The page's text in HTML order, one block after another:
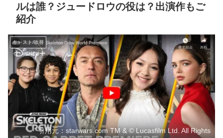
ルは誰？ジュードロウの役は？出演作もご
紹介
キャスト/吹替
引用元：starwars.com TM & © Lucasfilm Ltd. All Rights